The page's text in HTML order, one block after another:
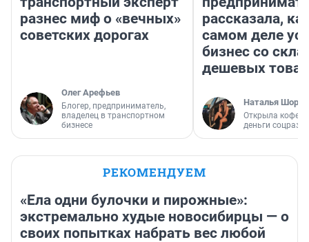
разнес миф о «вечных»
советских дорогах
Олег Арефьев
Блогер, предприниматель,
владелец в транспортном
бизнесе
рассказала,
самом деле
бизнес со
дешевых
Наталья
Открыла
деньги
РЕКОМЕНДУЕМ
«Ела одни булочки и пирожные»:
экстремально худые новосибирцы — о
своих попытках набрать вес любой